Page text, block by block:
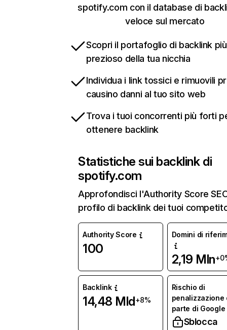
spotify.com con il database di
veloce sul mercato
Scopri il portafoglio di backlink più
prezioso della tua nicchia
Individua i link tossici e rimuovili
causino danni al tuo sito web
Trova i tuoi concorrenti più forti
ottenere backlink
Statistiche sui backlink di
spotify.com
Approfondisci l'Authority Score
profilo di backlink dei tuoi
Authority Score
100
Domini di
2,19 Mln
Backlink
14,48 Mld+8%
Rischio di
penalizzazione
parte di Google
Sblocca